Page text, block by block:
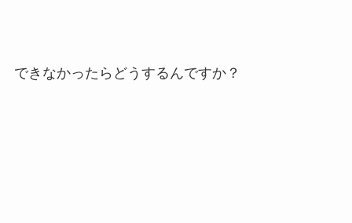
できなかったらどうするんですか？